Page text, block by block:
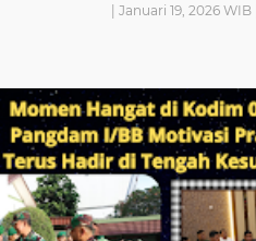
| Januari 19, 2026 WIB |